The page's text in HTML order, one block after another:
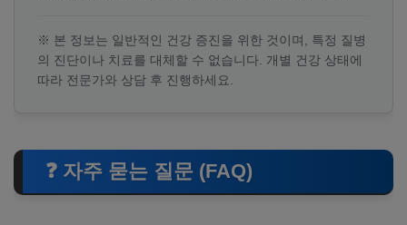
※ 본 정보는 일반적인 건강 증진을 위한 것이며, 특정 질병
의 진단이나 치료를 대체할 수 없습니다. 개별 건강 상태에
따라 전문가와 상담 후 진행하세요.
❓ 자주 묻는 질문 (FAQ)